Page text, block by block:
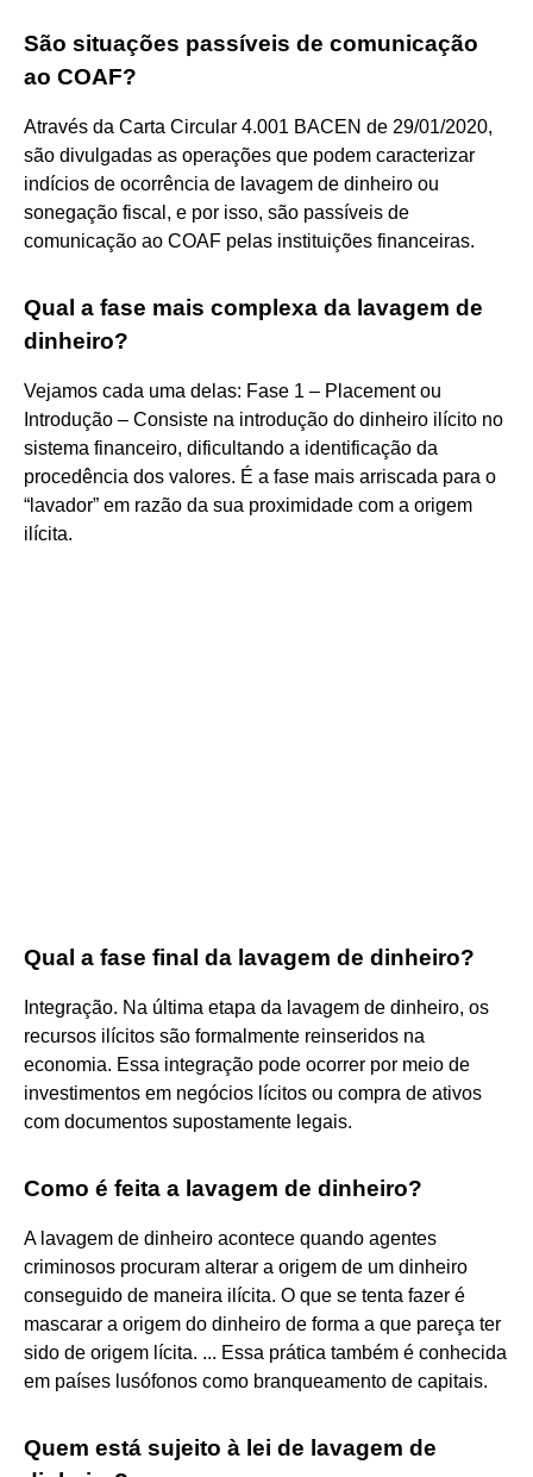
São situações passíveis de comunicação
ao COAF?
Através da Carta Circular 4.001 BACEN de 29/01/2020,
são divulgadas as operações que podem caracterizar
indícios de ocorrência de lavagem de dinheiro ou
sonegação fiscal, e por isso, são passíveis de
comunicação ao COAF pelas instituições financeiras.
Qual a fase mais complexa da lavagem de
dinheiro?
Vejamos cada uma delas: Fase 1 – Placement ou
Introdução – Consiste na introdução do dinheiro ilícito no
sistema financeiro, dificultando a identificação da
procedência dos valores. É a fase mais arriscada para o
“lavador” em razão da sua proximidade com a origem
ilícita.
Qual a fase final da lavagem de dinheiro?
Integração. Na última etapa da lavagem de dinheiro, os
recursos ilícitos são formalmente reinseridos na
economia. Essa integração pode ocorrer por meio de
investimentos em negócios lícitos ou compra de ativos
com documentos supostamente legais.
Como é feita a lavagem de dinheiro?
A lavagem de dinheiro acontece quando agentes
criminosos procuram alterar a origem de um dinheiro
conseguido de maneira ilícita. O que se tenta fazer é
mascarar a origem do dinheiro de forma a que pareça ter
sido de origem lícita. ... Essa prática também é conhecida
em países lusófonos como branqueamento de capitais.
Quem está sujeito à lei de lavagem de